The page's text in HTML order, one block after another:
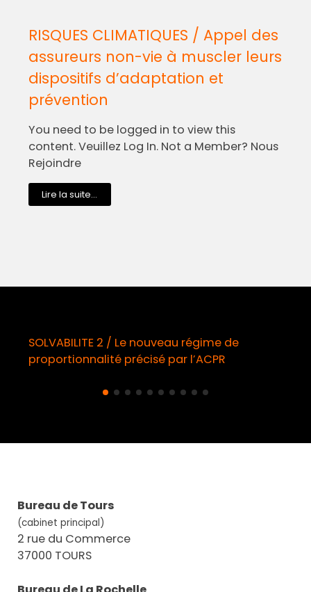
RISQUES CLIMATIQUES / Appel des
assureurs non-vie à muscler leurs
dispositifs d’adaptation et
prévention
You need to be logged in to view this
content. Veuillez Log In. Not a Member? Nous
Rejoindre
Lire la suite...
2 / Le nouveau régime de
précisé par l’ACPR
Bureau de Tours
(cabinet principal)
2 rue du Commerce
37000 TOURS